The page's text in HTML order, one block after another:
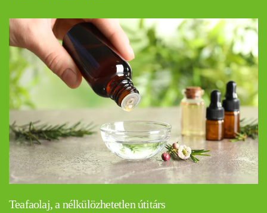
Teafaolaj, a nélkülözhetetlen útitárs